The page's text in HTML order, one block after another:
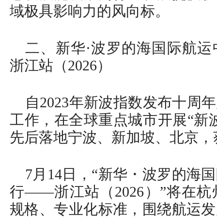
域极具影响力的风向标。
二、新华·波罗的海国际航
浙江站（2026）
自2023年新波指数发布十周
工作，在全球重点城市开展“新
先后落地宁波、新加坡、北京
7月14日，“新华・波罗的海
行——浙江站（2026）”将在杭
规格、专业化标准，围绕航运